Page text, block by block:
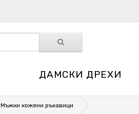
ДАМСКИ ДРЕХИ
Мъжки кожени ръкавици